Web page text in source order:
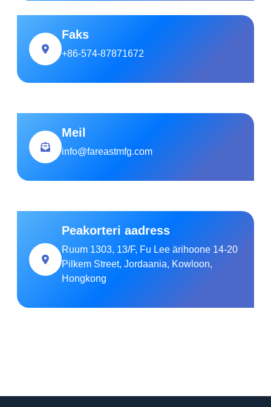
Faks
+86-574-87871672
Meil
info@fareastmfg.com
Peakorteri aadress
Ruum 1303, 13/F, Fu Lee ärihoone 14-20
Pilkem Street, Jordaania, Kowloon,
Hongkong